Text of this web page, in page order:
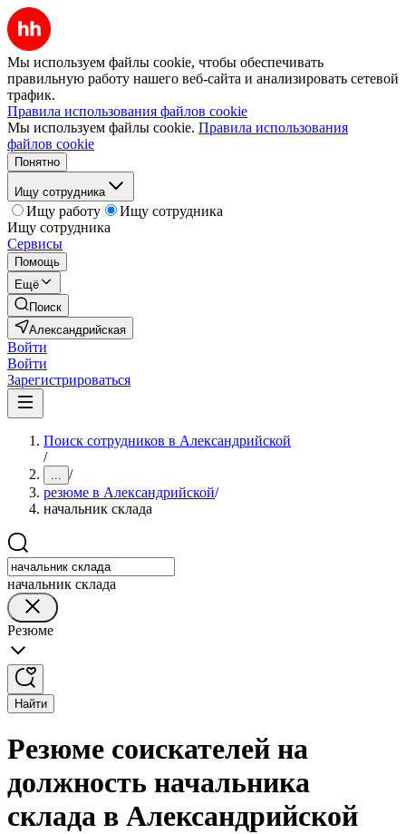
Мы используем файлы cookie, чтобы обеспечивать
правильную работу нашего веб-сайта и анализировать сетевой
трафик.
Правила использования файлов cookie
Мы используем файлы cookie. Правила использования
файлов cookie
Понятно
Ищу сотрудника
Ищу работу
Ищу сотрудника
Ищу сотрудника
Сервисы
Помощь
Ещё
Поиск
Александрийская
Войти
Войти
Зарегистрироваться
Поиск сотрудников в Александрийской
/
... /
резюме в Александрийской/
начальник склада
начальник склада
Резюме
Найти
Резюме соискателей на
должность начальника
склада в Александрийской